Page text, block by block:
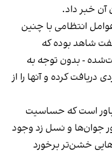
آن خبر داد.
انتظامی با چنین
شاهد بوده که
- بدون توجه به
کرده و آنها را از
است که حساسیت
جوان‌ها و نسل زد وجود
خشن‌تر برخورد